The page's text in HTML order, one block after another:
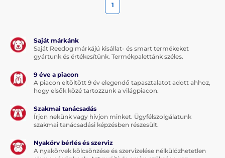
1
Saját márkánk
Saját Reedog márkájú kisállat- és smart termékeket
gyártunk és értékesítünk. Termékpalettánk széles.
9 éve a piacon
A piacon eltöltött 9 év elegendő tapasztalatot adott ahhoz,
hogy elsők közé tartozzunk a világpiacon.
Szakmai tanácsadás
Írjon nekünk vagy hívjon minket. Ügyfélszolgálatunk
szakmai tanácsadási képzésben részesült.
Nyakörv bérlés és szerviz
A nyakörvek kölcsönzése és szervizelése nélkülözhetetlen